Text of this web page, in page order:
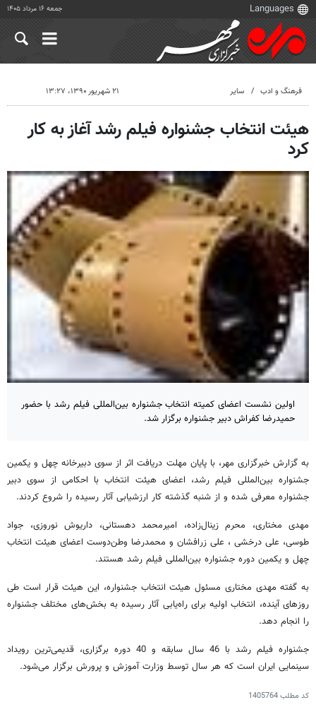
جمعه ۱۶ مرداد ۱۴۰۵
فرهنگ و ادب سایر ۲۱ شهریور ۱۳۹۰، ۱۳:۲۷
هیئت انتخاب جشنواره فیلم رشد آغاز به ‌کار
کرد
اولین نشست اعضای کمیته انتخاب جشنواره بین‌المللی فیلم رشد با حضور
حمیدرضا کفراش دبیر جشنواره برگزار شد.
به گزارش خبرگزاری مهر، با پایان مهلت دریافت اثر از سوی دبیرخانه چهل‌ و یکمین
جشنواره بین‌المللی فیلم رشد، اعضای هیئت انتخاب با احکامی از سوی دبیر
جشنواره معرفی شده و از شنبه گذشته کار ارزشیابی آثار رسیده را شروع کردند.
مهدی مختاری، محرم زینال‌زاده، امیرمحمد دهستانی، داریوش نوروزی، جواد
طوسی، علی درخشی ، علی زرافشان و محمدرضا وطن‌دوست اعضای هیئت انتخاب
چهل و یکمین دوره جشنواره بین‌المللی فیلم رشد هستند.
به گفته مهدی مختاری مسئول هیئت انتخاب جشنواره، این هیئت قرار است طی
روزهای آینده، انتخاب اولیه برای راه‌یابی آثار رسیده به بخش‌های مختلف جشنواره
را انجام دهد.
جشنواره فیلم رشد با 46 سال سابقه و 40 دوره برگزاری، قدیمی‌ترین رویداد
سینمایی ایران است که هر سال توسط وزارت آموزش و پرورش برگزار می‌شود.
کد مطلب1405764